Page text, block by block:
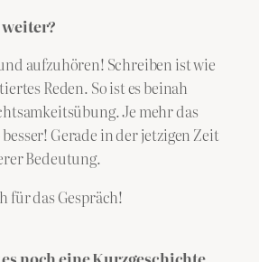
weiter?
aufzuhören! Schreiben ist wie
Reden. So ist es beinah
Je mehr das
Gerade in der jetzigen Zeit
Bedeutung.
für das Gespräch!